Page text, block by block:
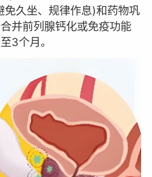
久坐、规律作息)和药物巩
并前列腺钙化或免疫功能
3个月。